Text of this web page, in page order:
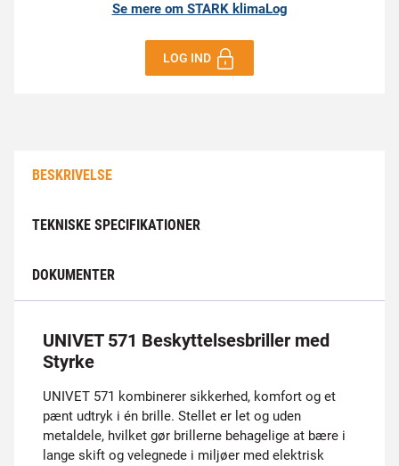
Se mere om STARK klimaLog
LOG IND
BESKRIVELSE
TEKNISKE SPECIFIKATIONER
DOKUMENTER
UNIVET 571 Beskyttelsesbriller med
Styrke
UNIVET 571 kombinerer sikkerhed, komfort og et
pænt udtryk i én brille. Stellet er let og uden
metaldele, hvilket gør brillerne behagelige at bære i
lange skift og velegnede i miljøer med elektrisk